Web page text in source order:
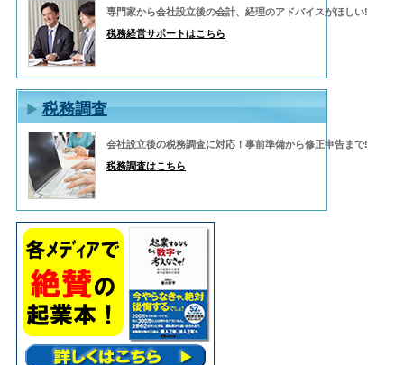
専門家から会社設立後の会計、経理のアドバイスがほしい!
税務経営サポートはこちら
税務調査
会社設立後の税務調査に対応！事前準備から修正申告まで!
税務調査はこちら